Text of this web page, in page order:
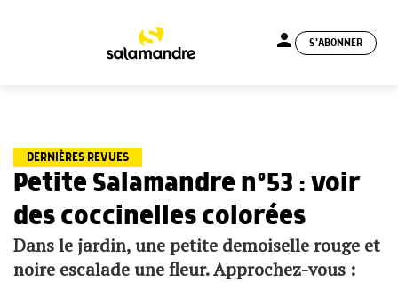
person S'ABONNER
DERNIÈRES REVUES
Petite Salamandre n°53 : voir
des coccinelles colorées
Dans le jardin, une petite demoiselle rouge et
noire escalade une fleur. Approchez-vous :